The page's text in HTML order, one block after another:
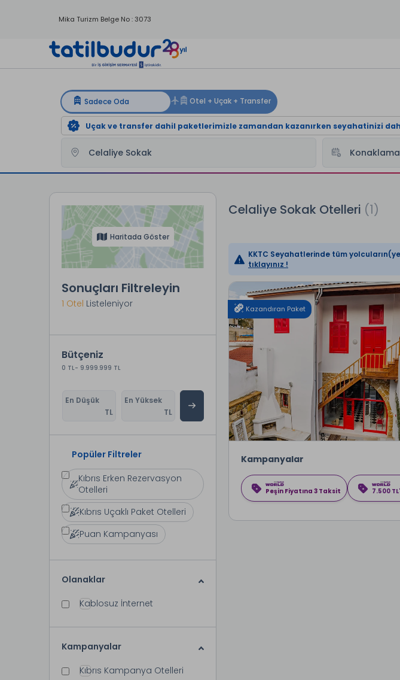
Mika Turizm Belge No : 3073
Uçak ve transfer dahil paketlerimizle zamandan kazanırken seyahatinizi
Haritada Göster
Sonuçları Filtreleyin
1 Otel Listeleniyor
Bütçeniz
0 TL- 9.999.999 TL
En Düşük
TL
En Yüksek
TL
Popüler Filtreler
Kıbrıs Erken Rezervasyon
Otelleri
Kıbrıs Uçaklı Paket Otelleri
Puan Kampanyası
Olanaklar
Kablosuz İnternet
Kampanyalar
Kıbrıs Kampanya Otelleri
Celaliye Sokak Otelleri (1)
KKTC Seyahatlerinde tüm
tıklayınız !
Kazandıran Paket
Kampanyalar
Peşin Fiyatına 3 Taksit 7.500